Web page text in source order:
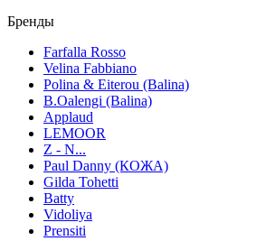
Бренды
Farfalla Rosso
Velina Fabbiano
Polina & Eiterou (Balina)
B.Oalengi (Balina)
Applaud
LEMOOR
Z - N...
Paul Danny (КОЖА)
Gilda Tohetti
Batty
Vidoliya
Prensiti